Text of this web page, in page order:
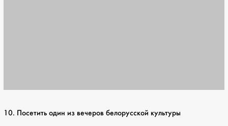
10. Посетить один из вечеров белорусской культуры